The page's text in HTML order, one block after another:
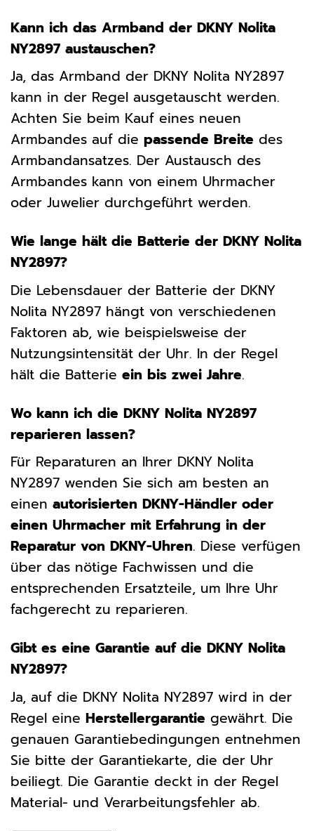
Kann ich das Armband der DKNY Nolita
NY2897 austauschen?
Ja, das Armband der DKNY Nolita NY2897
kann in der Regel ausgetauscht werden.
Achten Sie beim Kauf eines neuen
Armbandes auf die passende Breite des
Armbandansatzes. Der Austausch des
Armbandes kann von einem Uhrmacher
oder Juwelier durchgeführt werden.
Wie lange hält die Batterie der DKNY Nolita
NY2897?
Die Lebensdauer der Batterie der DKNY
Nolita NY2897 hängt von verschiedenen
Faktoren ab, wie beispielsweise der
Nutzungsintensität der Uhr. In der Regel
hält die Batterie ein bis zwei Jahre.
Wo kann ich die DKNY Nolita NY2897
reparieren lassen?
Für Reparaturen an Ihrer DKNY Nolita
NY2897 wenden Sie sich am besten an
einen autorisierten DKNY-Händler oder
einen Uhrmacher mit Erfahrung in der
Reparatur von DKNY-Uhren. Diese verfügen
über das nötige Fachwissen und die
entsprechenden Ersatzteile, um Ihre Uhr
fachgerecht zu reparieren.
Gibt es eine Garantie auf die DKNY Nolita
NY2897?
Ja, auf die DKNY Nolita NY2897 wird in der
Regel eine Herstellergarantie gewährt. Die
genauen Garantiebedingungen entnehmen
Sie bitte der Garantiekarte, die der Uhr
beiliegt. Die Garantie deckt in der Regel
Material- und Verarbeitungsfehler ab.